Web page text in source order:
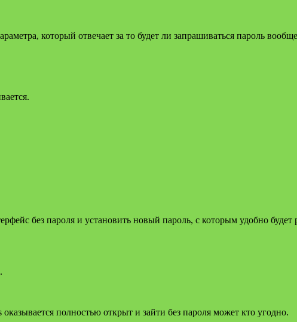
который отвечает за то будет ли запрашиваться пароль вообще
без пароля и установить новый пароль, с которым удобно будет
полностью открыт и зайти без пароля может кто угодно.